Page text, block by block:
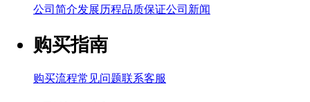
公司简介发展历程品质保证公司新闻
购买指南
购买流程常见问题联系客服